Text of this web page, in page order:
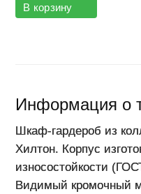
В корзину
Информация о
Шкаф-гардероб из
Хилтон. Корпус
износостойкости
Видимый кромочный